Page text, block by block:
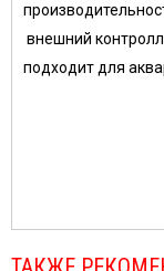
внешний
подходит для